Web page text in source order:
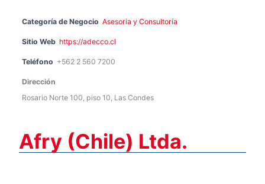
Categoría de Negocio Asesoria y Consultoría
Sitio Web https://adecco.cl
Teléfono +562 2 560 7200
Dirección
Rosario Norte 100, piso 10, Las Condes
Afry (Chile) Ltda.